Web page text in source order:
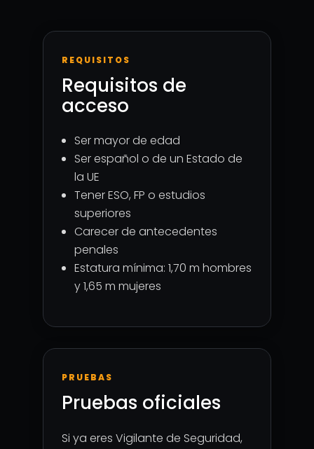
REQUISITOS
Requisitos de
acceso
Ser mayor de edad
Ser español o de un Estado de
la UE
Tener ESO, FP o estudios
superiores
Carecer de antecedentes
penales
Estatura mínima: 1,70 m hombres
y 1,65 m mujeres
PRUEBAS
Pruebas oficiales
Si ya eres Vigilante de Seguridad,